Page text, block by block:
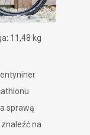
11,48 kg
sprawą
na